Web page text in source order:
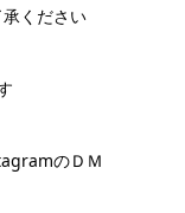
ください
のＤＭ